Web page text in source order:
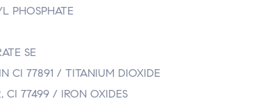
PHOSPHATE
SE
CI 77891 / TITANIUM DIOXIDE
CI 77499 / IRON OXIDES